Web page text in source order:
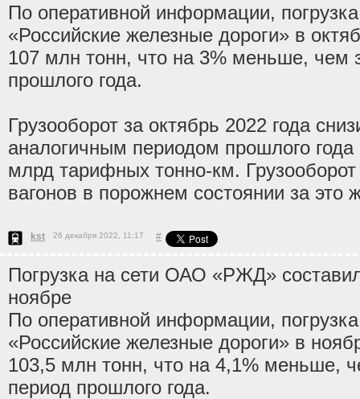
По оперативной информации,
«Российские железные дороги» в
107 млн тонн, что на 3% меньше, чем
прошлого года.
Грузооборот за октябрь 2022 года
аналогичным периодом прошлого
млрд тарифных тонно-км. Грузооборот
вагонов в порожнем состоянии за это
kst 26 декабря 2022, 11:17 #
Погрузка на сети ОАО «РЖД»
ноябре
По оперативной информации,
«Российские железные дороги» в
103,5 млн тонн, что на 4,1% меньше,
период прошлого года.